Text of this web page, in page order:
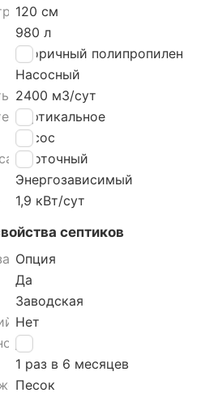
120 см
980 л
Вторичный полипропилен
Насосный
2400 м3/cут
септика
Вертикальное
Насос
септика
Проточный
Энергозависимый
1,9 кВт/сут
септиков
септика
Опция
Да
Заводская
Нет
Да
1 раз в 6 месяцев
септика
Песок